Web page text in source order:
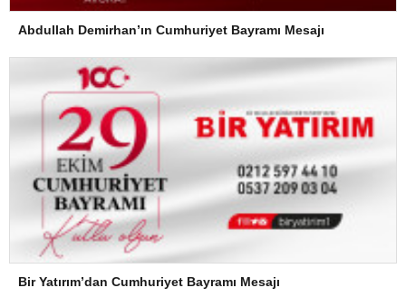
Abdullah Demirhan’ın Cumhuriyet Bayramı Mesajı
Bir Yatırım’dan Cumhuriyet Bayramı Mesajı